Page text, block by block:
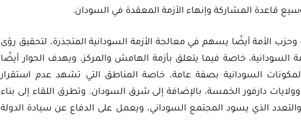
قاعدة المشاركة وإنهاء الأزمة المعقدة في السودان.
وحزب الأمة أيضًا يسهم في معالجة الأزمة السودانية المتجذرة، لتحقيق رؤى
السودانية، خاصة فيما يتعلق بأزمة الهامش والمركز، ويهدف الحوار أيضًا
السودانية بصفة عامة، خاصة المناطق التي تشهد عدم استقرار
وولايات دارفور الخمسة، بالإضافة إلى شرق السودان. وتطرق اللقاء إلى بناء
الذي يسود المجتمع السوداني، ويعمل على الدفاع عن سيادة الدولة